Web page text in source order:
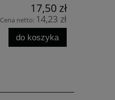
17,50 zł
Cena netto: 14,23 zł
do koszyka